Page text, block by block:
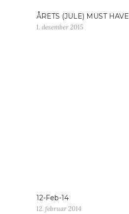
ÅRETS (JULE) MUST HAVE
1. desember 2015
12-Feb-14
12. februar 2014